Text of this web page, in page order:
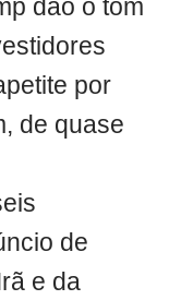
dão o tom
por
de quase
de
e da